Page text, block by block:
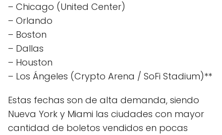
– Chicago (United Center)
– Orlando
– Boston
– Dallas
– Houston
– Los Ángeles (Crypto Arena / SoFi Stadium)**
Estas fechas son de alta demanda, siendo
Nueva York y Miami las ciudades con mayor
cantidad de boletos vendidos en pocas